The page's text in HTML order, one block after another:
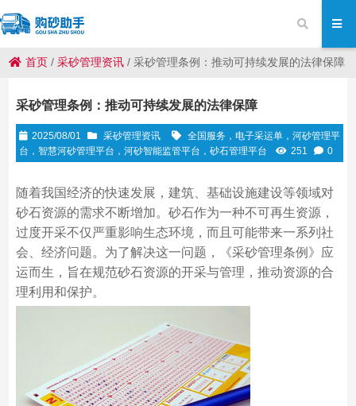
首页 /采砂管理资讯 / 采砂管理条例：推动可持续发展的法律保障
采砂管理条例：推动可持续发展的法律保障
2025/08/01 采砂管理资讯
全国服务，电子采运单，河砂管理平
台，智慧河砂管理平台，河砂智能监管平台，砂石管理平台
251 0
随着我国经济的快速发展，建筑、基础设施建设等领域对
砂石资源的需求不断增加。砂石作为一种不可再生资源，
过度开采不仅严重影响生态环境，而且可能带来一系列社
会、经济问题。为了解决这一问题，《采砂管理条例》应
运而生，旨在规范砂石资源的开采与管理，推动资源的合
理利用和保护。